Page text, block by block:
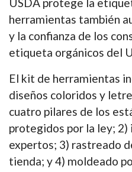
USDA protege la
herramientas también
y la confianza de los
etiqueta orgánicos del
El kit de herramientas
diseños coloridos y
cuatro pilares de los
protegidos por la ley; 2)
expertos; 3) rastreado
tienda; y 4) moldeado